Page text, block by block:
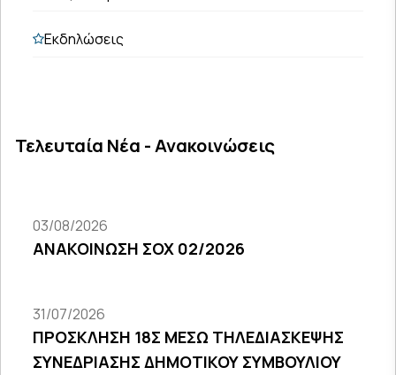
Εκδηλώσεις
Τελευταία Νέα - Ανακοινώσεις
03/08/2026
ΑΝΑΚΟΙΝΩΣΗ ΣΟΧ 02/2026
31/07/2026
ΠΡΟΣΚΛΗΣΗ 18Σ ΜΕΣΩ ΤΗΛΕΔΙΑΣΚΕΨΗΣ
ΣΥΝΕΔΡΙΑΣΗΣ ΔΗΜΟΤΙΚΟΥ ΣΥΜΒΟΥΛΙΟΥ